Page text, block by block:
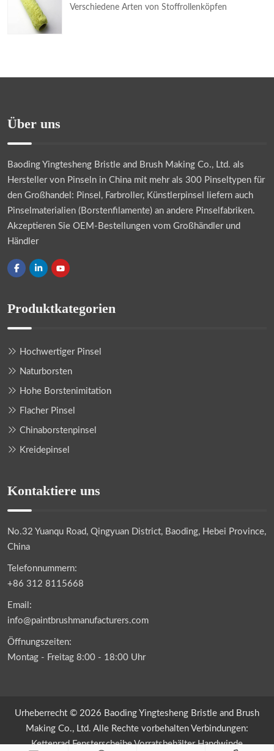
Verschiedene Arten von Stoffrollenköpfen
Über uns
Baoding Yingtesheng Bristle and Brush Making Co., Ltd. als
Hersteller von Pinseln in China mit mehr als 300 Pinseltypen für
den Großhandel: Pinsel, Farbroller, Künstlerpinsel liefern auch
Pinselmaterialien (Borstenfilamente) an andere Pinselfabriken.
Akzeptieren Sie OEM-Bestellungen vom Großhändler und
Händler
Produktkategorien
Hochwertiger Pinsel
Naturborsten
Hohe Borstenimitation
Flacher Pinsel
Chinaborstenpinsel
Kreidepinsel
Kontaktiere uns
No.32 Yuanqu Road, Qingyuan District, Baoding, Hebei Province,
China
Telefonnummern:
+86 312 8115668
Email:
info@paintbrushmanufacturers.com
Öffnungszeiten:
Montag - Freitag 8:00 - 18:00 Uhr
Urheberrecht © 2026 Baoding Yingtesheng Bristle and Brush
Making Co., Ltd. Alle Rechte vorbehalten Verbindungen:
Kettenrad Fensterscheibe Vorratsbehälter Handwinde